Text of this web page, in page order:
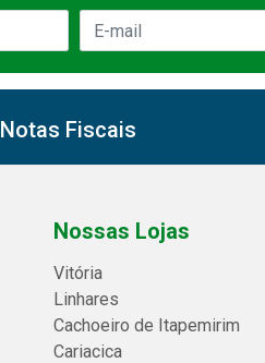
Notas Fiscais
Nossas Lojas
Vitória
Linhares
Cachoeiro de Itapemirim
Cariacica